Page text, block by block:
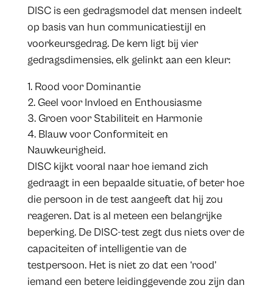
DISC is een gedragsmodel dat mensen indeelt
op basis van hun communicatiestijl en
voorkeursgedrag. De kern ligt bij vier
gedragsdimensies, elk gelinkt aan een kleur:
Rood voor Dominantie
Geel voor Invloed en Enthousiasme
Groen voor Stabiliteit en Harmonie
Blauw voor Conformiteit en
Nauwkeurigheid.
DISC kijkt vooral naar hoe iemand zich
gedraagt in een bepaalde situatie, of beter hoe
die persoon in de test aangeeft dat hij zou
reageren. Dat is al meteen een belangrijke
beperking. De DISC-test zegt dus niets over de
capaciteiten of intelligentie van de
testpersoon. Het is niet zo dat een ‘rood’
iemand een betere leidinggevende zou zijn dan